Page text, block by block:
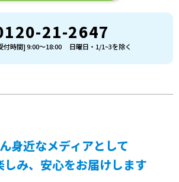
21-2647
付時間] 9:00〜18:00 日曜日・1/1~3を除く
身近なメディアとして
しみ、安心をお届けします